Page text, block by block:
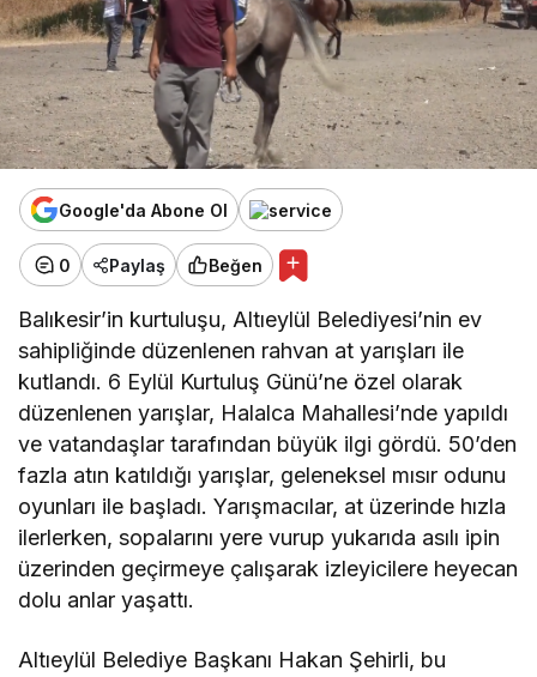
Google'da Abone Ol
0 Paylaş Beğen
Balıkesir’in kurtuluşu, Altıeylül Belediyesi’nin ev
sahipliğinde düzenlenen rahvan at yarışları ile
kutlandı. 6 Eylül Kurtuluş Günü’ne özel olarak
düzenlenen yarışlar, Halalca Mahallesi’nde yapıldı
ve vatandaşlar tarafından büyük ilgi gördü. 50’den
fazla atın katıldığı yarışlar, geleneksel mısır odunu
oyunları ile başladı. Yarışmacılar, at üzerinde hızla
ilerlerken, sopalarını yere vurup yukarıda asılı ipin
üzerinden geçirmeye çalışarak izleyicilere heyecan
dolu anlar yaşattı.
Altıeylül Belediye Başkanı Hakan Şehirli, bu